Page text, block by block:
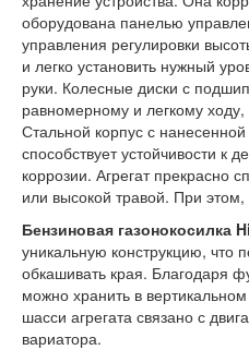
оборудована панелью
управления регулировки
и легко установить нужный
руки. Колесные диски с
равномерному и легкому ходу,
Стальной корпус с
способствует устойчивости
коррозии. Агрегат прекрасно
или высокой травой. При
Бензиновая газонокосилка
уникальную конструкцию, что
обкашивать края. Благодаря
можно хранить в
шасси агрегата связано с
вариатора.